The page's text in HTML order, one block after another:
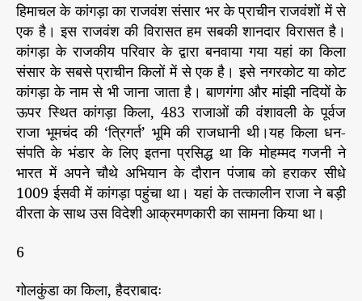
हिमाचल के कांगड़ा का राजवंश संसार भर के प्राचीन राजवंशों में से
एक है। इस राजवंश की विरासत हम सबकी शानदार विरासत है।
कांगड़ा के राजकीय परिवार के द्वारा बनवाया गया यहां का किला
संसार के सबसे प्राचीन किलों में से एक है। इसे नगरकोट या कोट
कांगड़ा के नाम से भी जाना जाता है। बाणगंगा और मांझी नदियों के
ऊपर स्थित कांगड़ा किला, 483 राजाओं की वंशावली के पूर्वज
राजा भूमचंद की ‘त्रिगर्त’ भूमि की राजधानी थी।यह किला धन-
संपति के भंडार के लिए इतना प्रसिद्ध था कि मोहम्मद गजनी ने
भारत में अपने चौथे अभियान के दौरान पंजाब को हराकर सीधे
1009 ईसवी में कांगड़ा पहुंचा था। यहां के तत्कालीन राजा ने बड़ी
वीरता के साथ उस विदेशी आक्रमणकारी का सामना किया था।
6
गोलकुंडा का किला, हैदराबादः